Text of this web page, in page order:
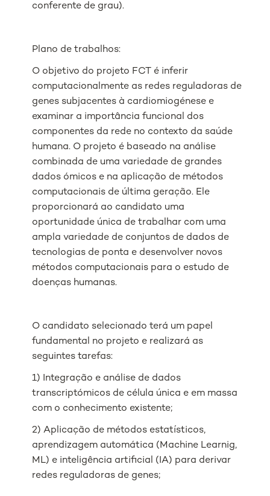
conferente de grau).
Plano de trabalhos:
O objetivo do projeto FCT é inferir
computacionalmente as redes reguladoras de
genes subjacentes à cardiomiogénese e
examinar a importância funcional dos
componentes da rede no contexto da saúde
humana. O projeto é baseado na análise
combinada de uma variedade de grandes
dados ómicos e na aplicação de métodos
computacionais de última geração. Ele
proporcionará ao candidato uma
oportunidade única de trabalhar com uma
ampla variedade de conjuntos de dados de
tecnologias de ponta e desenvolver novos
métodos computacionais para o estudo de
doenças humanas.
O candidato selecionado terá um papel
fundamental no projeto e realizará as
seguintes tarefas:
1) Integração e análise de dados
transcriptómicos de célula única e em massa
com o conhecimento existente;
2) Aplicação de métodos estatísticos,
aprendizagem automática (Machine Learnig,
ML) e inteligência artificial (IA) para derivar
redes reguladoras de genes;